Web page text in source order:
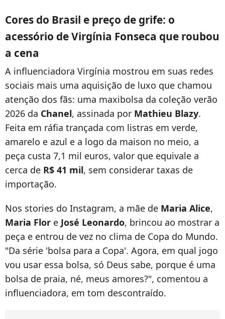
Cores do Brasil e preço de grife: o
acessório de Virgínia Fonseca que roubou
a cena
A influenciadora Virgínia mostrou em suas redes
sociais mais uma aquisição de luxo que chamou
atenção dos fãs: uma maxibolsa da coleção verão
2026 da Chanel, assinada por Mathieu Blazy.
Feita em ráfia trançada com listras em verde,
amarelo e azul e a logo da maison no meio, a
peça custa 7,1 mil euros, valor que equivale a
cerca de R$ 41 mil, sem considerar taxas de
importação.
Nos stories do Instagram, a mãe de Maria Alice,
Maria Flor e José Leonardo, brincou ao mostrar a
peça e entrou de vez no clima de Copa do Mundo.
"Da série 'bolsa para a Copa'. Agora, em qual jogo
vou usar essa bolsa, só Deus sabe, porque é uma
bolsa de praia, né, meus amores?", comentou a
influenciadora, em tom descontraído.